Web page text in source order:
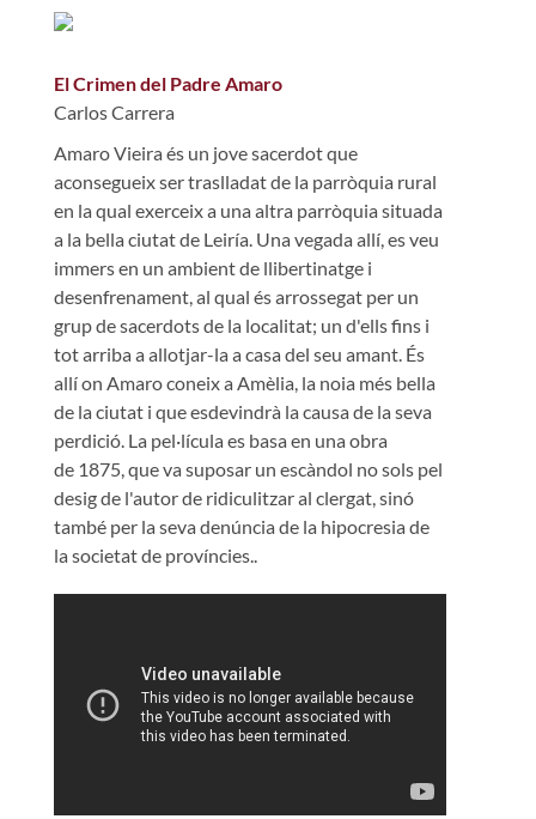
El Crimen del Padre Amaro
Carlos Carrera
Amaro Vieira és un jove sacerdot que
aconsegueix ser traslladat de la parròquia rural
en la qual exerceix a una altra parròquia situada
a la bella ciutat de Leiría. Una vegada allí, es veu
immers en un ambient de llibertinatge i
desenfrenament, al qual és arrossegat per un
grup de sacerdots de la localitat; un d'ells fins i
tot arriba a allotjar-la a casa del seu amant. És
allí on Amaro coneix a Amèlia, la noia més bella
de la ciutat i que esdevindrà la causa de la seva
perdició. La pel·lícula es basa en una obra
de 1875, que va suposar un escàndol no sols pel
desig de l'autor de ridiculitzar al clergat, sinó
també per la seva denúncia de la hipocresia de
la societat de províncies..